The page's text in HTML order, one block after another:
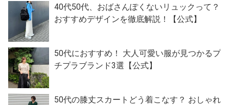
40代50代、おばさんぽくないリュックって？
おすすめデザインを徹底解説！【公式】
50代におすすめ！ 大人可愛い服が見つかるプ
チプラブランド3選【公式】
50代の膝丈スカートどう着こなす？ おしゃれ